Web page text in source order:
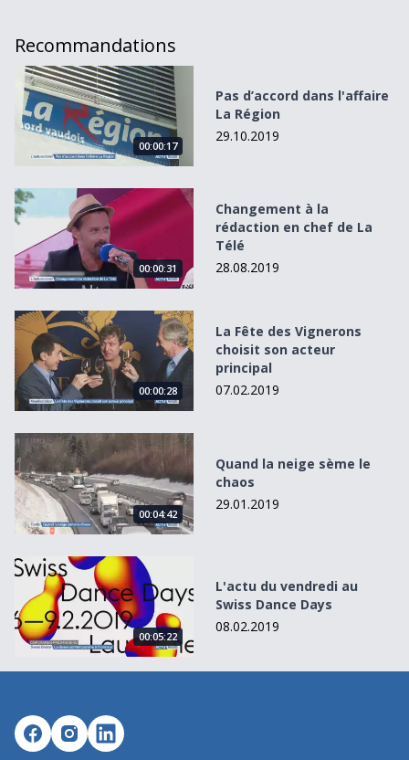
Recommandations
Pas d’accord dans l&#039;affaire La Région
00:00:17
Pas d’accord dans l'affaire
La Région
29.10.2019
Changement à la rédaction en chef de La Télé
00:00:31
Changement à la
rédaction en chef de La
Télé
28.08.2019
La Fête des Vignerons choisit son acteur principal
00:00:28
La Fête des Vignerons
choisit son acteur
principal
07.02.2019
Quand la neige sème le chaos
00:04:42
Quand la neige sème le
chaos
29.01.2019
L&#039;actu du vendredi au Swiss Dance Days
00:05:22
L'actu du vendredi au
Swiss Dance Days
08.02.2019